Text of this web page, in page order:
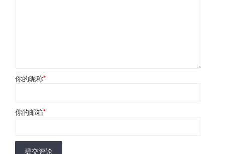
你的昵称*
你的邮箱*
提交评论